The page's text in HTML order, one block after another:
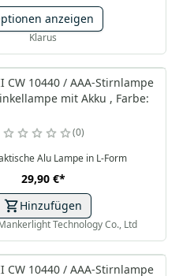
anzeigen
Klarus
CW 10440 / AAA-Stirnlampe
mit Akku , Farbe:
0
Alu Lampe in L-Form
29,90 €*
Hinzufügen
Technology Co., Ltd
CW 10440 / AAA-Stirnlampe